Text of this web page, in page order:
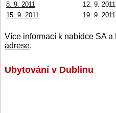
8. 9. 2011
12. 9. 2011
15. 9. 2011
19. 9. 2011
Více informací k nabídce SA
adrese.
Ubytování v Dublinu